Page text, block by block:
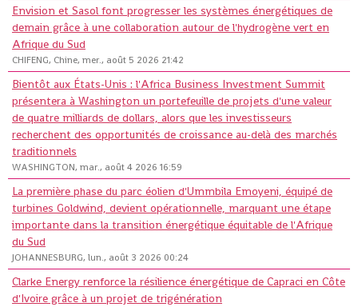
Envision et Sasol font progresser les systèmes énergétiques de
demain grâce à une collaboration autour de l'hydrogène vert en
Afrique du Sud
CHIFENG, Chine, mer., août 5 2026 21:42
Bientôt aux États-Unis : l'Africa Business Investment Summit
présentera à Washington un portefeuille de projets d'une valeur
de quatre milliards de dollars, alors que les investisseurs
recherchent des opportunités de croissance au-delà des marchés
traditionnels
WASHINGTON, mar., août 4 2026 16:59
La première phase du parc éolien d'Ummbila Emoyeni, équipé de
turbines Goldwind, devient opérationnelle, marquant une étape
importante dans la transition énergétique équitable de l'Afrique
du Sud
JOHANNESBURG, lun., août 3 2026 00:24
Clarke Energy renforce la résilience énergétique de Capraci en Côte
d'Ivoire grâce à un projet de trigénération